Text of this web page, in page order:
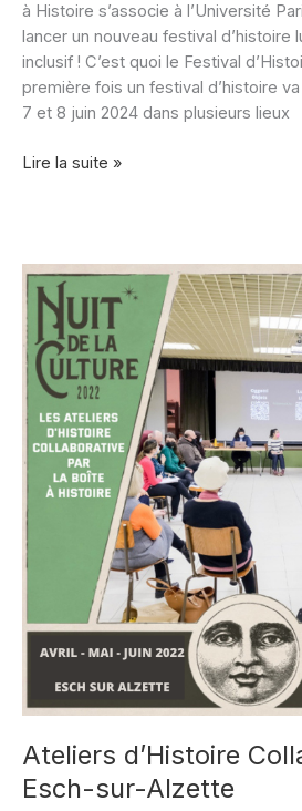
à Histoire s’associe à l’Université
lancer un nouveau festival
inclusif ! C’est quoi le Festival
première fois un festival d’histoire
7 et 8 juin 2024 dans plusieurs lieux
Festival
:
Paroles
populaires
Lire la suite »
Ateliers d’Histoire
Esch-sur-Alzette